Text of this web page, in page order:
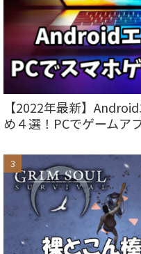
【2022年最新】
め４選！PCでゲームア